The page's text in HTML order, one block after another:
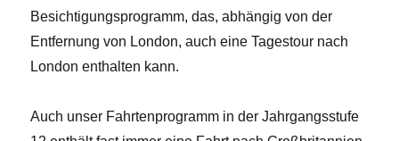
Besichtigungsprogramm, das, abhängig von der
Entfernung von London, auch eine Tagestour nach
London enthalten kann.
Auch unser Fahrtenprogramm in der Jahrgangsstufe